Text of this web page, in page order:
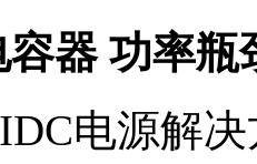
器 功率
电源解